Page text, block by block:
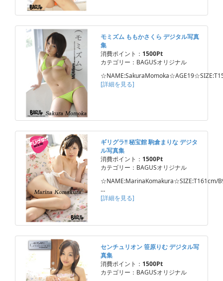
モミズム ももかさくら デジタル写真
集
消費ポイント： 1500Pt
カテゴリー：BAGUSオリジナル
[詳細を見る]
ギリグラ!! 秘宝館 駒倉まりな デジタ
ル写真集
消費ポイント： 1500Pt
カテゴリー：BAGUSオリジナル
☆NAME:MarinaKomakura☆SIZE:T161cm/
…
[詳細を見る]
センチュリオン 笹原りむ デジタル写
真集
消費ポイント： 1500Pt
カテゴリー：BAGUSオリジナル